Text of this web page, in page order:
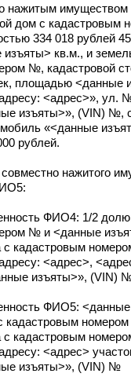
нажитым имуществом
дом с кадастровым
334 018 рублей
кв.м., и
№, кадастровой
площадью <данные
<адрес>», ул.
изъяты>», (VIN) №,
«<данные
рублей.
нажитого
ФИО4: 1/2
№ и <данные
с кадастровым
<адрес>,
изъяты>», (VIN)
ФИО5:
кадастровым
с кадастровым
<адрес>
изъяты>», (VIN) №